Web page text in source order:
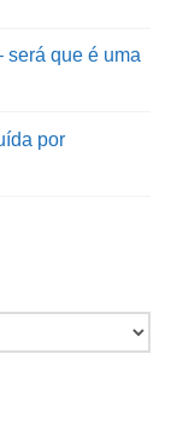
será que é uma
por